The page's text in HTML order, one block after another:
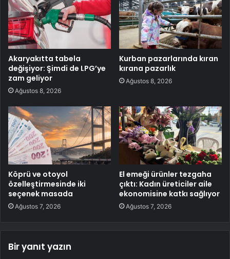
Akaryakıtta tabela
değişiyor: Şimdi de LPG’ye
zam geliyor
Ağustos 8, 2026
Kurban pazarlarında kıran
kırana pazarlık
Ağustos 8, 2026
Köprü ve otoyol
özelleştirmesinde iki
seçenek masada
Ağustos 7, 2026
El emeği ürünler tezgaha
çıktı: Kadın üreticiler aile
ekonomisine katkı sağlıyor
Ağustos 7, 2026
Bir yanıt yazın